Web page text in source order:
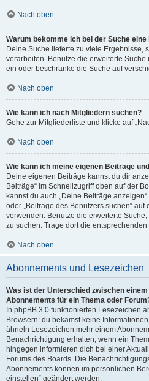
Nach oben
Warum bekomme ich bei der Suche eine
Deine Suche lieferte zu viele Ergebnisse,
verarbeiten. Benutze die erweiterte
ein oder beschränke die Suche auf
Nach oben
Wie kann ich nach Mitgliedern suchen?
Gehe zur Mitgliederliste und klicke auf
Nach oben
Wie kann ich meine eigenen Beiträge
Deine eigenen Beiträge kannst du dir
Beiträge“ im Schnellzugriff oben auf der
kannst du auch „Deine Beiträge
oder „Beiträge des Benutzers suchen“
verwenden. Benutze die erweiterte
zu suchen. Trage dort die
Nach oben
Abonnements und Lesezeichen
Was ist der Unterschied zwischen
Abonnements für ein Thema oder
In phpBB 3.0 funktionierten Lesezeichen
Browsern: du bekamst keine
ähneln Lesezeichen mehr einem
Benachrichtigung erhalten, wenn ein
hingegen informieren dich bei einer
Forums des Boards. Die
Abonnements können im persönlichen
einstellen“ geändert werden.